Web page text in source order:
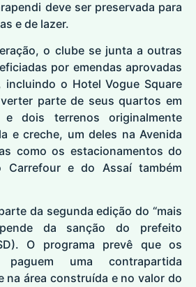
deve ser preservada para
e de lazer.
o clube se junta a outras
por emendas aprovadas
incluindo o Hotel Vogue Square
parte de seus quartos em
dois terrenos originalmente
e creche, um deles na Avenida
como os estacionamentos do
Carrefour e do Assaí também
da segunda edição do “mais
da sanção do prefeito
O programa prevê que os
paguem uma contrapartida
na área construída e no valor do